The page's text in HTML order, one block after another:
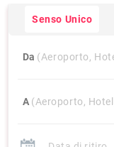
Senso Unico
Da (Aeroporto,
A (Aeroporto,